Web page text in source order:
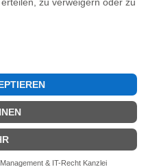
- einzelne Rechte
byIT&MORE e.K.
zzgl.
wenn